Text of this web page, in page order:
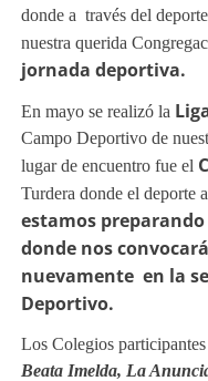
jornada deportiva.
estamos
donde nos
nuevamente en la
Deportivo.
Beata Imelda, La